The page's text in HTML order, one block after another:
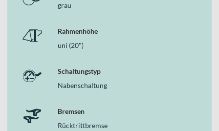
grau
Rahmenhöhe
uni (20")
Schaltungstyp
Nabenschaltung
Bremsen
Rücktrittbremse